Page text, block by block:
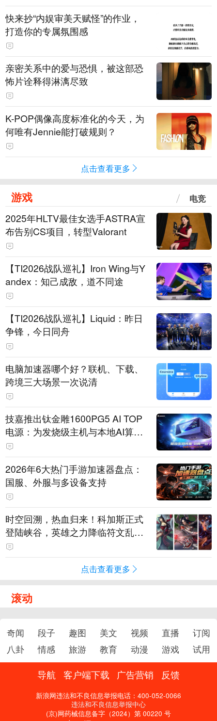
快来抄“内娱审美天赋怪”的作业，
打造你的专属氛围感
亲密关系中的爱与恐惧，被这部恐
怖片诠释得淋漓尽致
K-POP偶像高度标准化的今天，为
何唯有Jennie能打破规则？
点击查看更多
游戏 电竞
2025年HLTV最佳女选手ASTRA宣
布告别CS项目，转型Valorant
【TI2026战队巡礼】Iron Wing与Y
andex：知己成敌，道不同途
【TI2026战队巡礼】Liquid：昨日
争锋，今日同舟
电脑加速器哪个好？联机、下载、
跨境三大场景一次说清
技嘉推出钛金雕1600PG5 AI TOP
电源：为发烧级主机与本地AI算力
打造旗舰供电方案
2026年6大热门手游加速器盘点：
国服、外服与多设备支持
时空回溯，热血归来！科加斯正式
登陆峡谷，英雄之力降临符文乱
斗！
点击查看更多
滚动
奇闻 段子 趣图 美文 视频 直播
订阅
八卦
情感 旅游 教育 动漫 游戏 试用
导航 客户端下载 广告营销 反馈
新浪网违法和不良信息举报电话：400-052-0066
违法和不良信息举报中心
(京)网药械信息备字（2024）第 00220 号